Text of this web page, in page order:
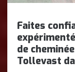
Faites
de
Tollevast